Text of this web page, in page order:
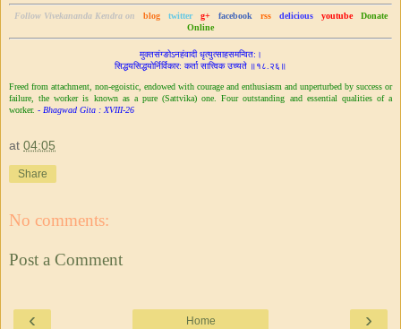
Follow Vivekananda Kendra on blog twitter g+ facebook rss delicious youtube
Donate
Online
मुक्तसंग्ङोऽनहंवादी धृत्युत्साहसमन्वित:।
सिद्ध‌‌यसिद्धयोर्निर्विकार: कर्ता सात्त्विक उच्यते ॥१८.२६॥
Freed from attachment, non-egoistic, endowed with courage and enthusiasm and unperturbed by success or
failure, the worker is known as a pure (Sattvika) one. Four outstanding and essential qualities of a
worker. - Bhagwad Gita : XVIII-26
at 04:05
Share
No comments:
Post a Comment
‹ ›
Home